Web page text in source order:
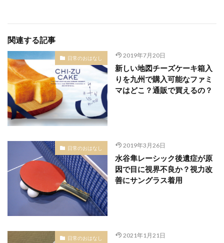
関連する記事
日常のおはなし 2019年7月20日
新しい地図チーズケーキ箱入
りを九州で購入可能なファミ
マはどこ？通販で買えるの？
日常のおはなし 2019年3月26日
水谷隼レーシック後遺症が原
因で目に視界不良か？視力改
善にサングラス着用
日常のおはなし 2021年1月21日